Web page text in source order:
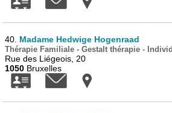
40. Madame Hedwige Hogenraad
Thérapie Familiale - Gestalt thérapie -
Rue des Liégeois, 20
1050 Bruxelles